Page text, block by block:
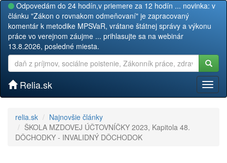
Odpovedám do 24 hodín,v priemere za 12 hodín ... novinka: v
článku "Zákon o rovnakom odmeňovaní" je zapracovaný
komentár k metodike MPSVaR, vrátane štátnej správy a výkonu
práce vo verejnom záujme ... prihlasujte sa na webinár
13.8.2026, posledné miesta.
Relia.sk
relia.sk
Najnovšie články
ŠKOLA MZDOVEJ ÚČTOVNÍČKY 2023, Kapitola 48.
DÔCHODKY - INVALIDNÝ DÔCHODOK